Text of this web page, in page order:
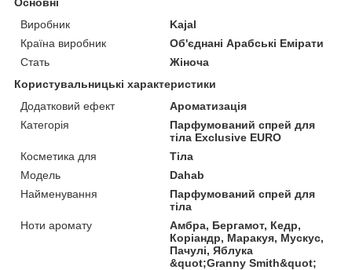
Виробник
Kajal
Країна виробник
Об'єднані Арабські Емірати
Стать
Жіноча
Користувальницькі характеристики
Додатковий ефект
Ароматизація
Категорія
Парфумований спрей для
тіла Exclusive EURO
Косметика для
Тіла
Мoдель
Dahab
Найменування
Парфумований спрей для
тіла
Ноти аромату
Амбра, Бергамот, Кедр,
Коріандр, Маракуя, Мускус,
Пачулі, Яблука
&quot;Granny Smith&quot;